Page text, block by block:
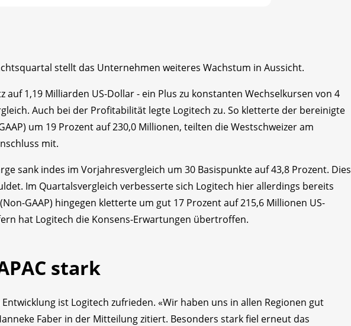
stellt das Unternehmen weiteres Wachstum in Aussicht.
auf 1,19 Milliarden US-Dollar - ein Plus zu konstanten Wechselkursen von 4
Auch bei der Profitabilität legte Logitech zu. So kletterte der bereinigte
um 19 Prozent auf 230,0 Millionen, teilten die Westschweizer am
mit.
sank indes im Vorjahresvergleich um 30 Basispunkte auf 43,8 Prozent. Dies
Im Quartalsvergleich verbesserte sich Logitech hier allerdings bereits
GAAP) hingegen kletterte um gut 17 Prozent auf 215,6 Millionen US-
hat Logitech die Konsens-Erwartungen übertroffen.
stark
ist Logitech zufrieden. «Wir haben uns in allen Regionen gut
Faber in der Mitteilung zitiert. Besonders stark fiel erneut das